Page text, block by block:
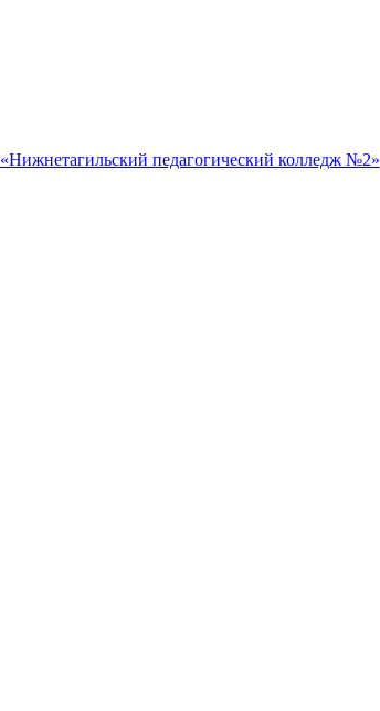
педагогический колледж №2»